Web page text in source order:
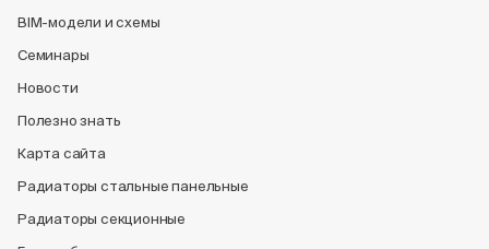
BIM-модели и схемы
Семинары
Новости
Полезно знать
Карта сайта
Радиаторы стальные панельные
Радиаторы секционные